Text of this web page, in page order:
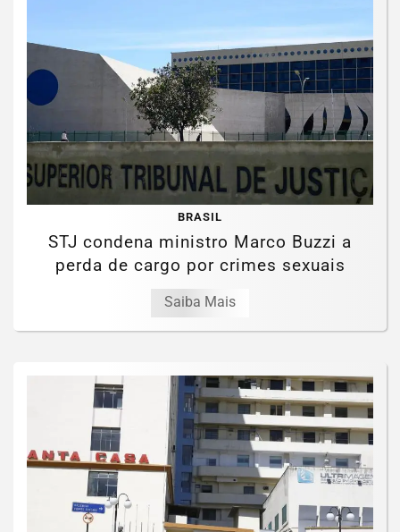
BRASIL
STJ condena ministro Marco Buzzi a
perda de cargo por crimes sexuais
Saiba Mais